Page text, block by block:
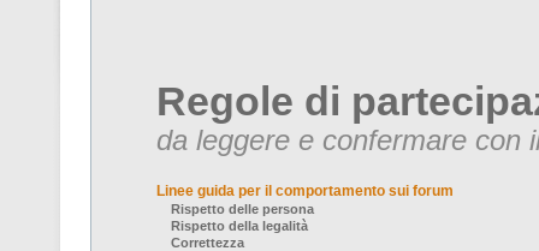
Regole di
da leggere e confermare con
Linee guida per il comportamento sui forum
Rispetto delle persona
Rispetto della legalità
Correttezza